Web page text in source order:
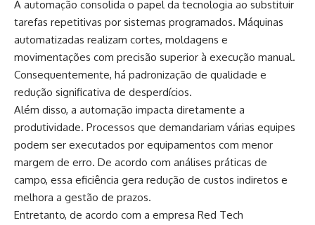
A automação consolida o papel da tecnologia ao substituir
tarefas repetitivas por sistemas programados. Máquinas
automatizadas realizam cortes, moldagens e
movimentações com precisão superior à execução manual.
Consequentemente, há padronização de qualidade e
redução significativa de desperdícios.
Além disso, a automação impacta diretamente a
produtividade. Processos que demandariam várias equipes
podem ser executados por equipamentos com menor
margem de erro. De acordo com análises práticas de
campo, essa eficiência gera redução de custos indiretos e
melhora a gestão de prazos.
Entretanto, de acordo com a empresa Red Tech